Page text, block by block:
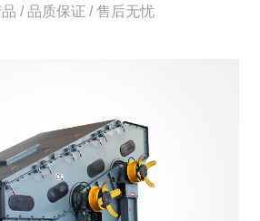
/ 品质保证 / 售后无忧